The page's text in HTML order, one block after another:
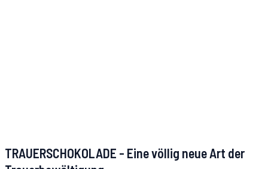
TRAUERSCHOKOLADE - Eine völlig neue Art der